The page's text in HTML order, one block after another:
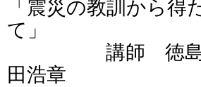
「震災の教訓から
て」
講師 徳島市危
田浩章